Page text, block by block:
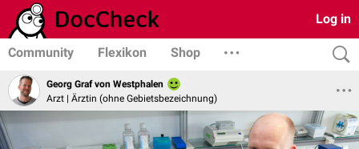
Log in
Community Flexikon Shop
Georg Graf von Westphalen
Arzt | Ärztin (ohne Gebietsbezeichnung)